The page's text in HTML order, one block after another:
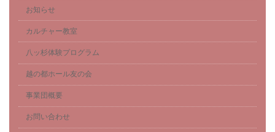
お知らせ
カルチャー教室
八ッ杉体験プログラム
越の都ホール友の会
事業団概要
お問い合わせ